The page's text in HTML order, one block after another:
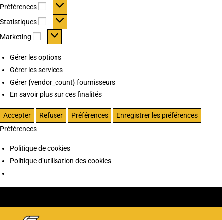
Préférences
Préférences
Statistiques Statistiques
Marketing Marketing
Gérer les options
Gérer les services
Gérer {vendor_count} fournisseurs
En savoir plus sur ces finalités
Accepter Refuser Préférences
Enregistrer les préférences
Préférences
Politique de cookies
Politique d’utilisation des cookies